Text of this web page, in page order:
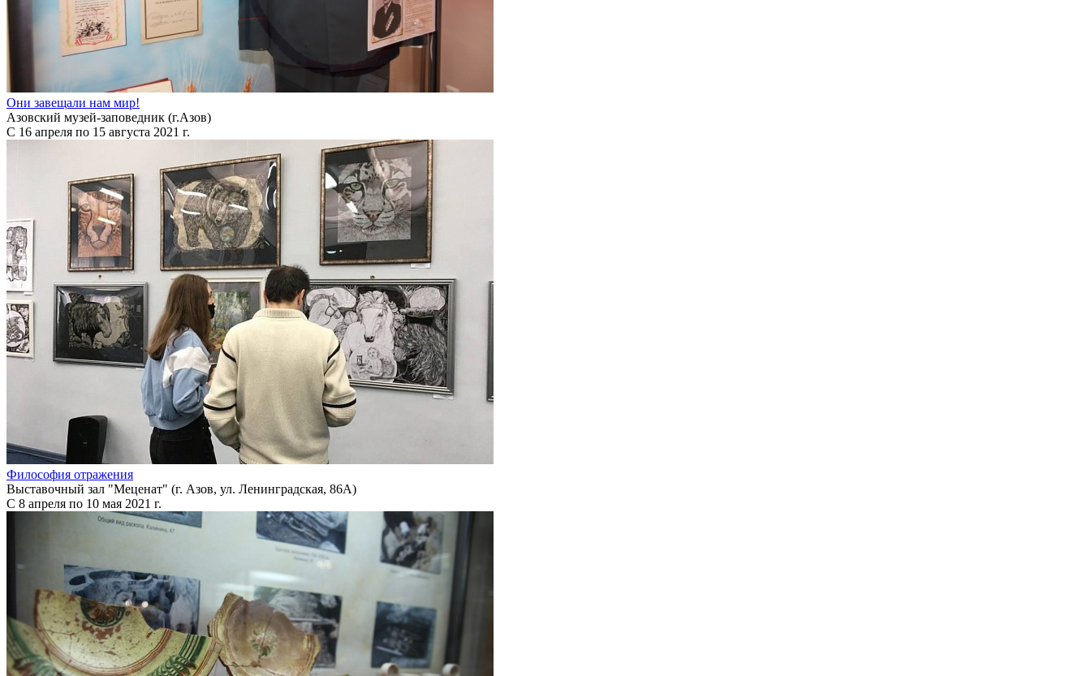
Они завещали нам мир!
Азовский музей-заповедник (г.Азов)
С 16 апреля по 15 августа 2021 г.
Философия отражения
Выставочный зал "Меценат" (г. Азов, ул. Ленинградская, 86А)
С 8 апреля по 10 мая 2021 г.